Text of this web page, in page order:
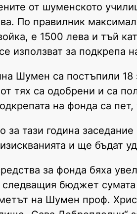
от шуменското
По правилник
е 1500 лева и тъй
използват за подкрепа
Шумен са постъпили 18
тях са одобрени и са
на фонда са
тази година
и ще бъдат
за фонда бяха
бюджет
на Шумен проф.